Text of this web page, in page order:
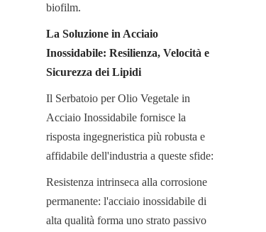
biofilm.
La Soluzione in Acciaio
Inossidabile: Resilienza, Velocità e
Sicurezza dei Lipidi
Il Serbatoio per Olio Vegetale in
Acciaio Inossidabile fornisce la
risposta ingegneristica più robusta e
affidabile dell'industria a queste sfide:
Resistenza intrinseca alla corrosione
permanente: l'acciaio inossidabile di
alta qualità forma uno strato passivo